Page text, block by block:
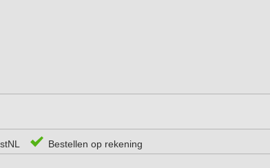
Bestellen op rekening